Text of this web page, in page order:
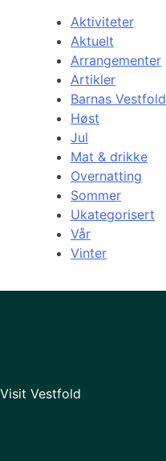
Aktiviteter
Aktuelt
Arrangementer
Artikler
Barnas Vestfold
Høst
Jul
Mat & drikke
Overnatting
Sommer
Ukategorisert
Vår
Vinter
Visit Vestfold